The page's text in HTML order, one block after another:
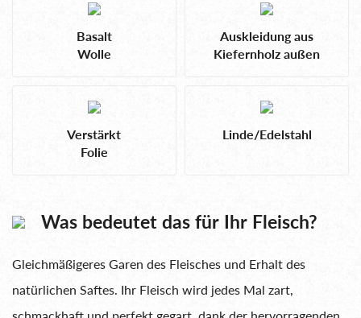
Basalt
Wolle
Auskleidung aus
Kiefernholz außen
Verstärkt
Folie
Linde/Edelstahl
Was bedeutet das für Ihr Fleisch?
Gleichmäßigeres Garen des Fleisches und Erhalt des
natürlichen Saftes. Ihr Fleisch wird jedes Mal zart,